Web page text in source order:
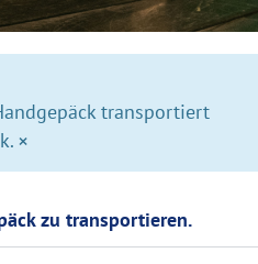
transportiert
×
zu transportieren.